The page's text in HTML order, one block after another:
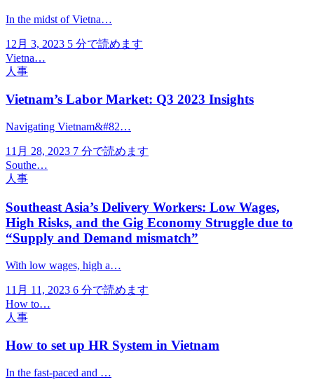
In the midst of Vietna…
12月 3, 2023 5 分で読めます
Vietna…
人事
Vietnam’s Labor Market: Q3 2023 Insights
Navigating Vietnam&#82…
11月 28, 2023 7 分で読めます
Southe…
人事
Southeast Asia’s Delivery Workers: Low Wages,
High Risks, and the Gig Economy Struggle due to
“Supply and Demand mismatch”
With low wages, high a…
11月 11, 2023 6 分で読めます
How to…
人事
How to set up HR System in Vietnam
In the fast-paced and …